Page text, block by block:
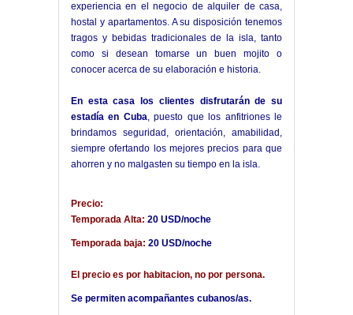
experiencia en el negocio de alquiler de casa,
hostal y apartamentos. A su disposición tenemos
tragos y bebidas tradicionales de la isla, tanto
como si desean tomarse un buen mojito o
conocer acerca de su elaboración e historia.
En esta casa los clientes disfrutarán de su
estadía en Cuba, puesto que los anfitriones le
brindamos seguridad, orientación, amabilidad,
siempre ofertando los mejores precios para que
ahorren y no malgasten su tiempo en la isla.
Precio:
Temporada Alta: 20 USD/noche
Temporada baja: 20 USD/noche
El precio es por habitacion, no por persona.
Se permiten acompañantes cubanos/as.